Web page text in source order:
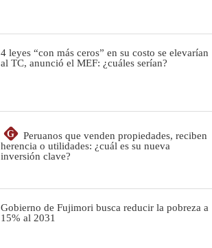
4 leyes “con más ceros” en su costo se elevarían
al TC, anunció el MEF: ¿cuáles serían?
G
Peruanos que venden propiedades, reciben
herencia o utilidades: ¿cuál es su nueva
inversión clave?
Gobierno de Fujimori busca reducir la pobreza a
15% al 2031